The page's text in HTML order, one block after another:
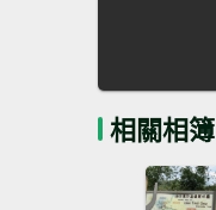
相關相簿